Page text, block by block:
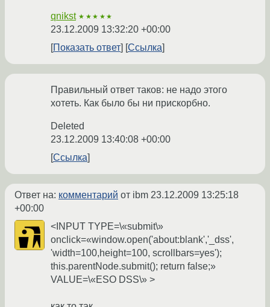
qnikst ★★★★★
23.12.2009 13:32:20 +00:00
Показать ответ
Ссылка
Правильный ответ таков: не надо этого
хотеть. Как было бы ни прискорбно.
Deleted
23.12.2009 13:40:08 +00:00
Ссылка
Ответ на: комментарий от ibm 23.12.2009 13:25:18
+00:00
<INPUT TYPE=\«submit\»
onclick=«window.open('about:blank','_dss',
'width=100,height=100, scrollbars=yes');
this.parentNode.submit(); return false;»
VALUE=\«ESO DSS\» >